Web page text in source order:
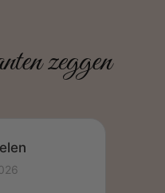
zeggen